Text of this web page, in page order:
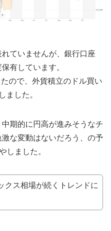
ていませんが、銀行口座
有しています。
ので、外貨積立のドル買い
ました。
期的に円高が進みそうなチ
な変動はないだろう、の予
しました。
クス相場が続くトレンドに